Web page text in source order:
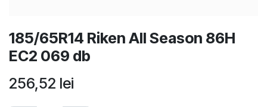
185/65R14 Riken All Season 86H
EC2 069 db
256,52 lei